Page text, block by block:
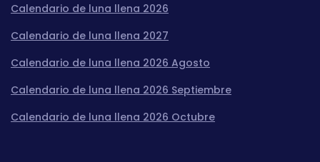
Calendario de luna llena 2026
Calendario de luna llena 2027
Calendario de luna llena 2026 Agosto
Calendario de luna llena 2026 Septiembre
Calendario de luna llena 2026 Octubre